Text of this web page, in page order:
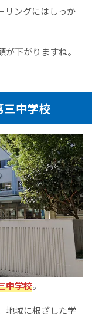
リングにはしっか
下がりますね。
中学校
中学校。
地域に根ざした学